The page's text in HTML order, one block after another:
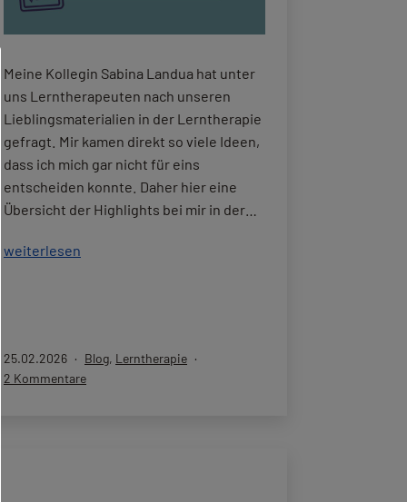
Meine Kollegin Sabina Landua hat unter
uns Lerntherapeuten nach unseren
Lieblingsmaterialien in der Lerntherapie
gefragt. Mir kamen direkt so viele Ideen,
dass ich mich gar nicht für eins
entscheiden konnte. Daher hier eine
Übersicht der Highlights bei mir in der…
Meine
weiterlesen
Veröffentlicht
am
25.02.2026
Kategorisiert
als
Blog, Lerntherapie
2 Kommentarezu